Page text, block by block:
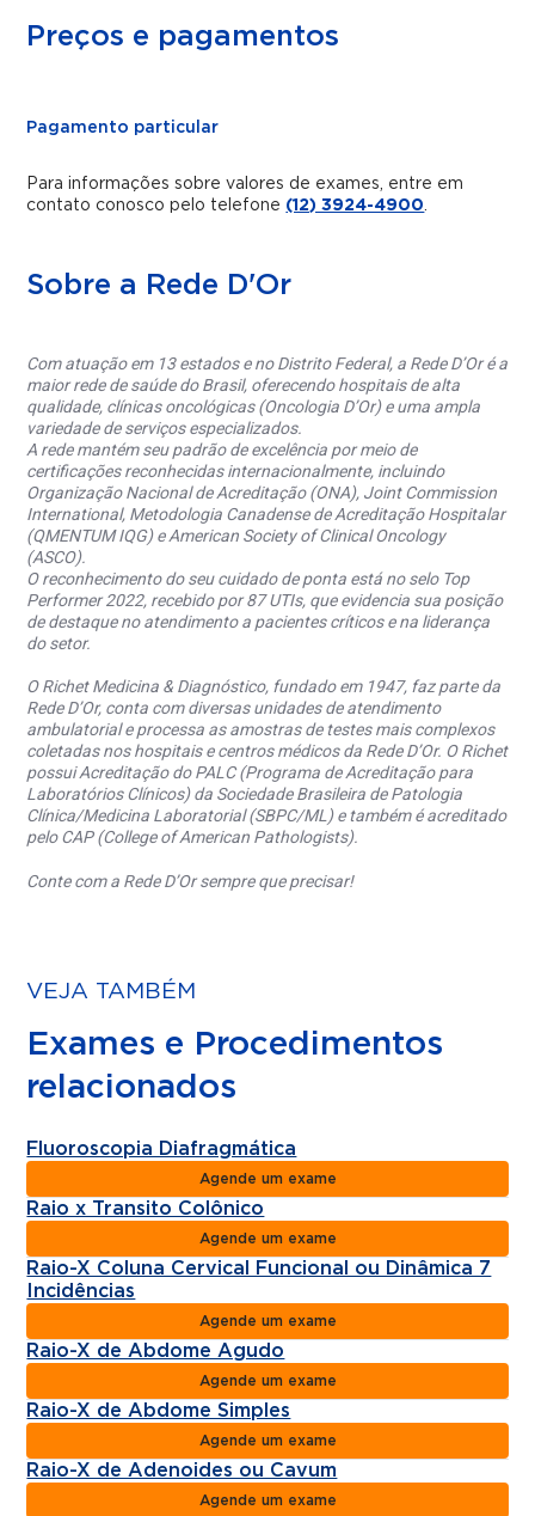
Preços e pagamentos
Pagamento particular
Para informações sobre valores de exames, entre em
contato conosco pelo telefone (12) 3924-4900.
Sobre a Rede D'Or
Com atuação em 13 estados e no Distrito Federal, a Rede D’Or é a
maior rede de saúde do Brasil, oferecendo hospitais de alta
qualidade, clínicas oncológicas (Oncologia D’Or) e uma ampla
variedade de serviços especializados.
A rede mantém seu padrão de excelência por meio de
certificações reconhecidas internacionalmente, incluindo
Organização Nacional de Acreditação (ONA), Joint Commission
International, Metodologia Canadense de Acreditação Hospitalar
(QMENTUM IQG) e American Society of Clinical Oncology
(ASCO).
O reconhecimento do seu cuidado de ponta está no selo Top
Performer 2022, recebido por 87 UTIs, que evidencia sua posição
de destaque no atendimento a pacientes críticos e na liderança
do setor.
O Richet Medicina & Diagnóstico, fundado em 1947, faz parte da
Rede D’Or, conta com diversas unidades de atendimento
ambulatorial e processa as amostras de testes mais complexos
coletadas nos hospitais e centros médicos da Rede D’Or. O Richet
possui Acreditação do PALC (Programa de Acreditação para
Laboratórios Clínicos) da Sociedade Brasileira de Patologia
Clínica/Medicina Laboratorial (SBPC/ML) e também é acreditado
pelo CAP (College of American Pathologists).
Conte com a Rede D’Or sempre que precisar!
VEJA TAMBÉM
Exames e Procedimentos
relacionados
Fluoroscopia Diafragmática
Agende um exame
Raio x Transito Colônico
Agende um exame
Raio-X Coluna Cervical Funcional ou Dinâmica 7
Incidências
Agende um exame
Raio-X de Abdome Agudo
Agende um exame
Raio-X de Abdome Simples
Agende um exame
Raio-X de Adenoides ou Cavum
Agende um exame